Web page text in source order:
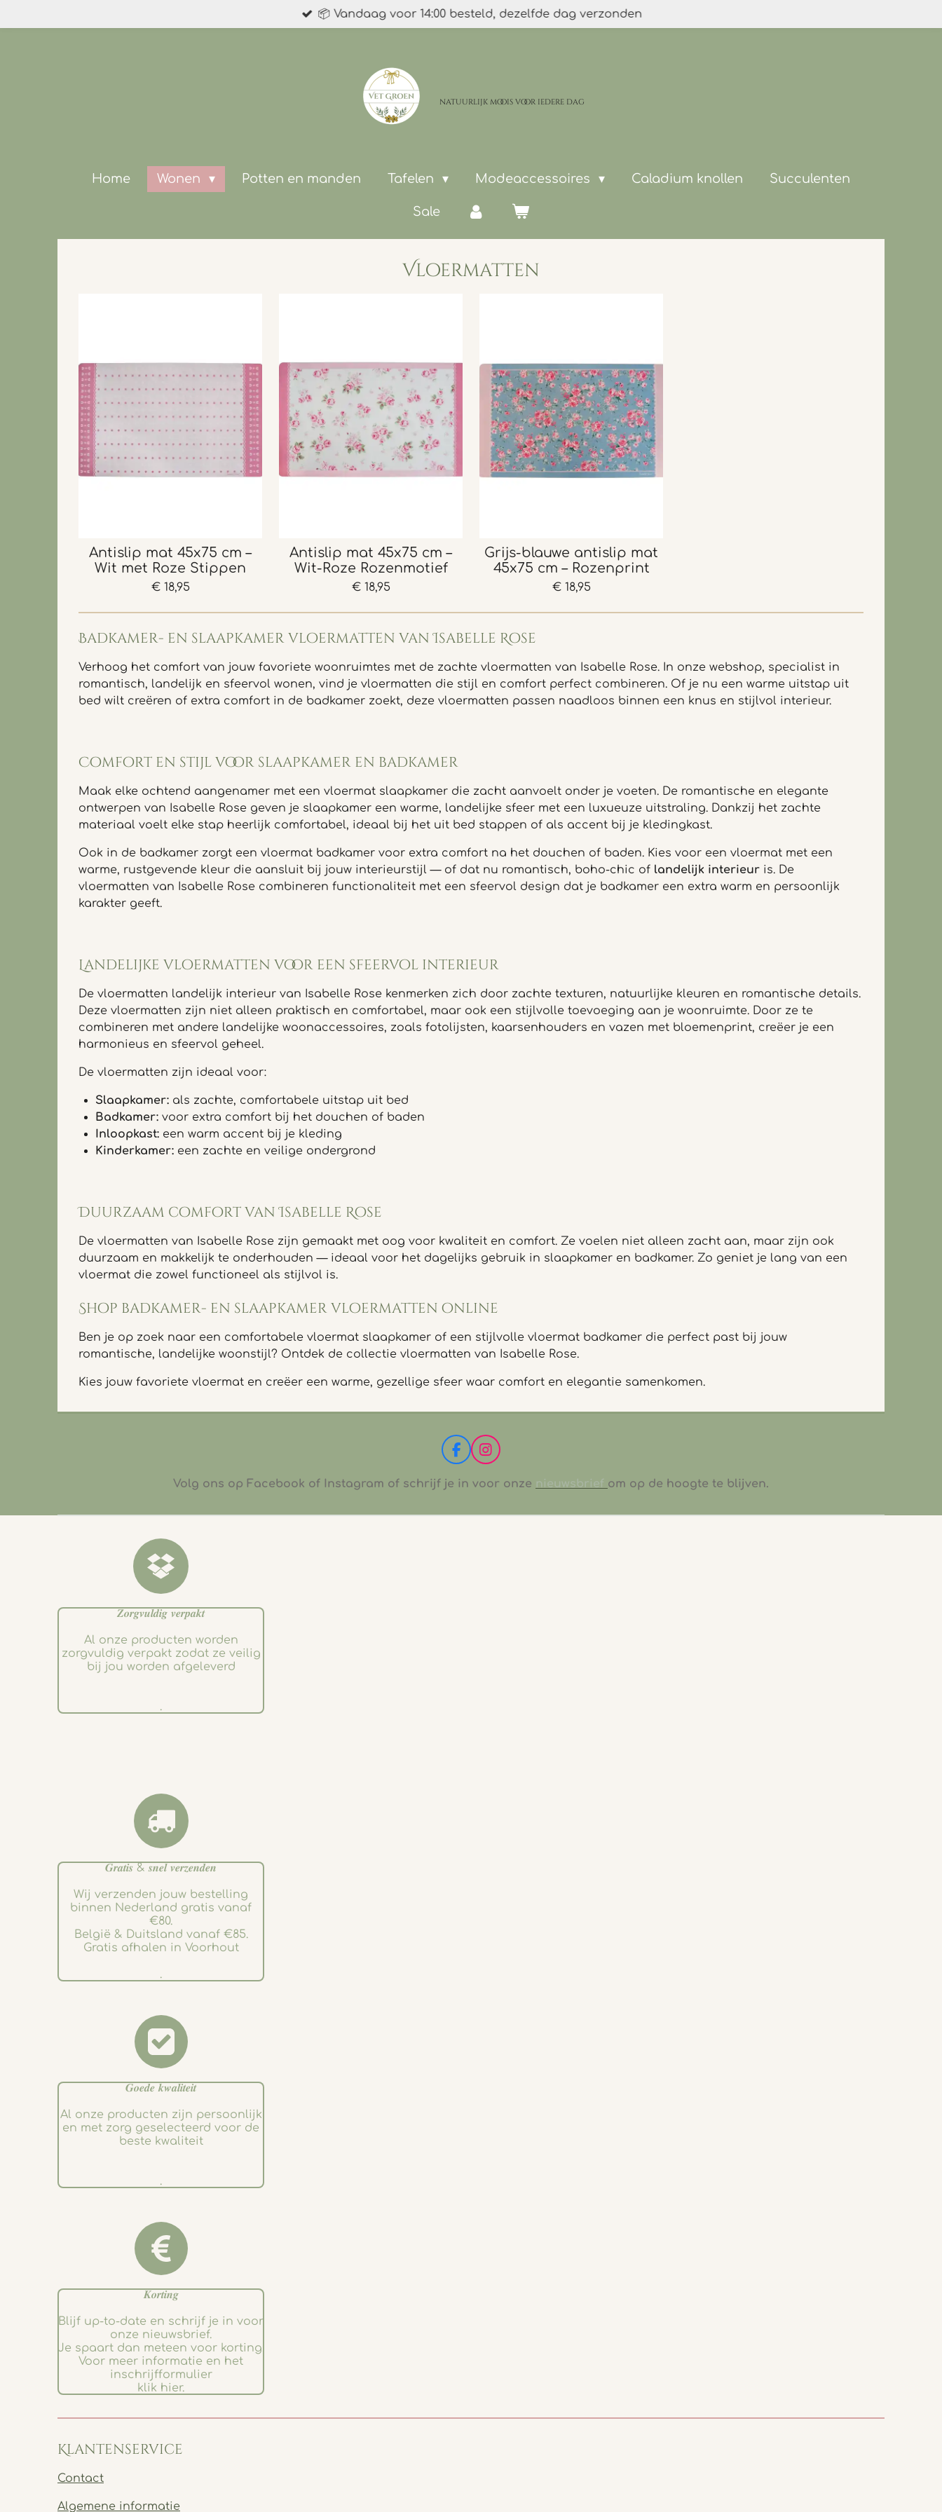
direct
📦 Vandaag voor 14:00 besteld, dezelfde dag verzonden
natuurlijk moois voor iedere dag
Home Wonen Potten en manden Tafelen Modeaccessoires Caladium knollen Succulenten
Sale
Vloermatten
Antislip mat 45x75 cm –
Wit met Roze Stippen
€ 18,95
Antislip mat 45x75 cm –
Wit-Roze Rozenmotief
€ 18,95
Grijs-blauwe antislip mat
45x75 cm – Rozenprint
€ 18,95
Badkamer- en slaapkamer vloermatten van Isabelle Rose
Verhoog het comfort van jouw favoriete woonruimtes met de zachte vloermatten van Isabelle Rose. In onze webshop, specialist in
romantisch, landelijk en sfeervol wonen, vind je vloermatten die stijl en comfort perfect combineren. Of je nu een warme uitstap uit
bed wilt creëren of extra comfort in de badkamer zoekt, deze vloermatten passen naadloos binnen een knus en stijlvol interieur.
Comfort en stijl voor slaapkamer en badkamer
Maak elke ochtend aangenamer met een vloermat slaapkamer die zacht aanvoelt onder je voeten. De romantische en elegante
ontwerpen van Isabelle Rose geven je slaapkamer een warme, landelijke sfeer met een luxueuze uitstraling. Dankzij het zachte
materiaal voelt elke stap heerlijk comfortabel, ideaal bij het uit bed stappen of als accent bij je kledingkast.
Ook in de badkamer zorgt een vloermat badkamer voor extra comfort na het douchen of baden. Kies voor een vloermat met een
warme, rustgevende kleur die aansluit bij jouw interieurstijl — of dat nu romantisch, boho-chic of landelijk interieur is. De
vloermatten van Isabelle Rose combineren functionaliteit met een sfeervol design dat je badkamer een extra warm en persoonlijk
karakter geeft.
Landelijke vloermatten voor een sfeervol interieur
De vloermatten landelijk interieur van Isabelle Rose kenmerken zich door zachte texturen, natuurlijke kleuren en romantische details.
Deze vloermatten zijn niet alleen praktisch en comfortabel, maar ook een stijlvolle toevoeging aan je woonruimte. Door ze te
combineren met andere landelijke woonaccessoires, zoals fotolijsten, kaarsenhouders en vazen met bloemenprint, creëer je een
harmonieus en sfeervol geheel.
De vloermatten zijn ideaal voor:
Slaapkamer: als zachte, comfortabele uitstap uit bed
Badkamer: voor extra comfort bij het douchen of baden
Inloopkast: een warm accent bij je kleding
Kinderkamer: een zachte en veilige ondergrond
Duurzaam comfort van Isabelle Rose
De vloermatten van Isabelle Rose zijn gemaakt met oog voor kwaliteit en comfort. Ze voelen niet alleen zacht aan, maar zijn ook
duurzaam en makkelijk te onderhouden — ideaal voor het dagelijks gebruik in slaapkamer en badkamer. Zo geniet je lang van een
vloermat die zowel functioneel als stijlvol is.
Shop badkamer- en slaapkamer vloermatten online
Ben je op zoek naar een comfortabele vloermat slaapkamer of een stijlvolle vloermat badkamer die perfect past bij jouw
romantische, landelijke woonstijl? Ontdek de collectie vloermatten van Isabelle Rose.
Kies jouw favoriete vloermat en creëer een warme, gezellige sfeer waar comfort en elegantie samenkomen.
F
a
c
I
n
s
Volg ons op Facebook of Instagram of schrijf je in voor onze nieuwsbrief om op de hoogte te blijven.
𝒁𝒐𝒓𝒈𝒗𝒖𝒍𝒅𝒊𝒈 𝒗𝒆𝒓𝒑𝒂𝒌𝒕
Al onze producten worden
zorgvuldig verpakt zodat ze veilig
bij jou worden afgeleverd
.
𝑮𝒓𝒂𝒕𝒊𝒔 & 𝒔𝒏𝒆𝒍 𝒗𝒆𝒓𝒛𝒆𝒏𝒅𝒆𝒏
Wij verzenden jouw bestelling
binnen Nederland gratis vanaf
€80.
België & Duitsland vanaf €85.
Gratis afhalen in Voorhout
.
𝑮𝒐𝒆𝒅𝒆 𝒌𝒘𝒂𝒍𝒊𝒕𝒆𝒊𝒕
Al onze producten zijn persoonlijk
en met zorg geselecteerd voor de
beste kwaliteit
.
𝑲𝒐𝒓𝒕𝒊𝒏𝒈
Blijf up-to-date en schrijf je in voor
onze nieuwsbrief.
Je spaart dan meteen voor korting.
Voor meer informatie en het
inschrijfformulier
klik hier.
Klantenservice
Contact
Algemene informatie